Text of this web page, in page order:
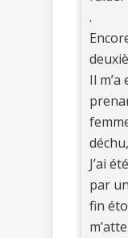
.
Il
J’ai
par
fin